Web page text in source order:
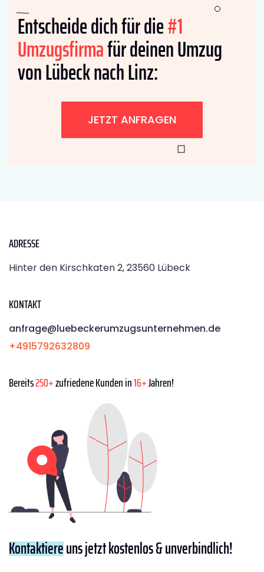
Entscheide dich für die#1
Umzugsfirmafür deinen Umzug
von Lübeck nach Linz:
JETZT ANFRAGEN
ADRESSE
Hinter den Kirschkaten 2, 23560 Lübeck
KONTAKT
anfrage@luebeckerumzugsunternehmen.de
+4915792632809
Bereits250+zufriedene Kunden in16+Jahren!
Kontaktiereuns jetzt kostenlos & unverbindlich!